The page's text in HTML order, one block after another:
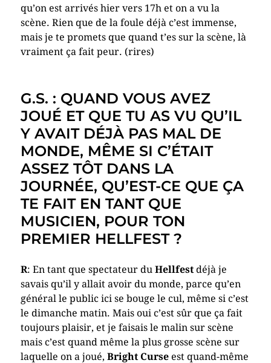
qu’on est arrivés hier vers 17h et on a vu la
scène. Rien que de la foule déjà c’est immense,
mais je te promets que quand t’es sur la scène, là
vraiment ça fait peur. (rires)
G.S. : QUAND VOUS AVEZ
JOUÉ ET QUE TU AS VU QU’IL
Y AVAIT DÉJÀ PAS MAL DE
MONDE, MÊME SI C’ÉTAIT
ASSEZ TÔT DANS LA
JOURNÉE, QU’EST-CE QUE ÇA
TE FAIT EN TANT QUE
MUSICIEN, POUR TON
PREMIER HELLFEST ?
R: En tant que spectateur du Hellfestdéjà je
savais qu’il y allait avoir du monde, parce qu’en
général le public ici se bouge le cul, même si c’est
le dimanche matin. Mais oui c’est sûr que ça fait
toujours plaisir, et je faisais le malin sur scène
mais c’est quand même la plus grosse scène sur
laquelle on a joué, Bright Curseest quand-même